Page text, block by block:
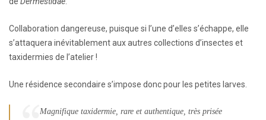
Collaboration dangereuse, puisque si l’une d’elles s’échappe, elle
s’attaquera inévitablement aux autres collections d’insectes et
taxidermies de l’atelier !
Une résidence secondaire s’impose donc pour les petites larves.
Magnifique taxidermie, rare et authentique, très prisée